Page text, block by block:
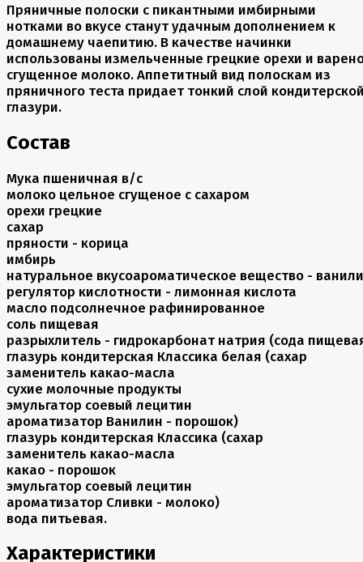
Пряничные полоски с пикантными имбирными
нотками во вкусе станут удачным дополнением к
домашнему чаепитию. В качестве начинки
использованы измельченные грецкие орехи и
сгущенное молоко. Аппетитный вид полоскам из
пряничного теста придает тонкий слой
глазури.
Состав
Мука пшеничная в/с
молоко цельное сгущеное с сахаром
орехи грецкие
сахар
пряности - корица
имбирь
натуральное вкусоароматическое вещество -
регулятор кислотности - лимонная кислота
масло подсолнечное рафинированное
соль пищевая
разрыхлитель - гидрокарбонат натрия (сода
глазурь кондитерская Классика белая (сахар
заменитель какао-масла
сухие молочные продукты
эмульгатор соевый лецитин
ароматизатор Ванилин - порошок)
глазурь кондитерская Классика (сахар
заменитель какао-масла
какао - порошок
эмульгатор соевый лецитин
ароматизатор Сливки - молоко)
вода питьевая.
Характеристики